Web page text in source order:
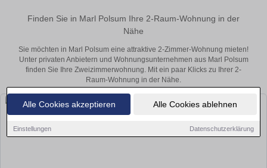
Alle Cookies akzeptieren Alle Cookies ablehnen
Einstellungen Datenschutzerklärung
Finden Sie in Marl Polsum Ihre 2-Raum-Wohnung in der
Nähe
Sie möchten in Marl Polsum eine attraktive 2-Zimmer-Wohnung mieten!
Unter privaten Anbietern und Wohnungsunternehmen aus Marl Polsum
finden Sie Ihre Zweizimmerwohnung. Mit ein paar Klicks zu Ihrer 2-
Raum-Wohnung in der Nähe.